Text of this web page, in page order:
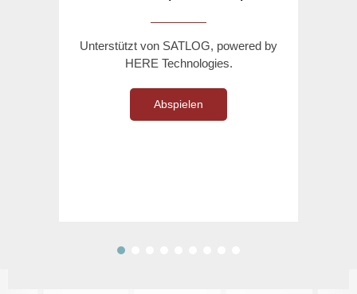
Unterstützt von SATLOG, powered by
HERE Technologies.
Abspielen